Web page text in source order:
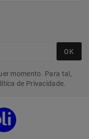
OK
momento. Para tal,
de Privacidade.